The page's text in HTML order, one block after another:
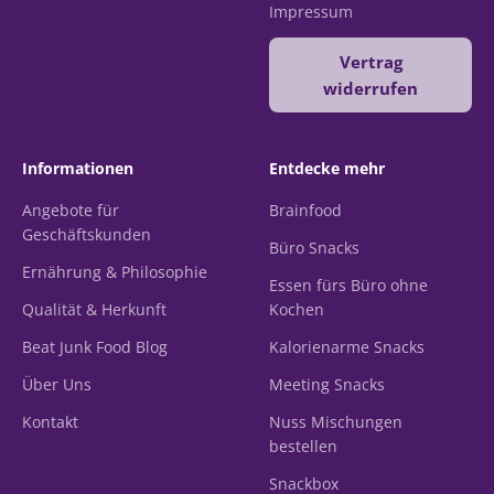
Impressum
Vertrag
widerrufen
Informationen
Angebote für
Geschäftskunden
Ernährung & Philosophie
Qualität & Herkunft
Beat Junk Food Blog
Über Uns
Kontakt
Entdecke mehr
Brainfood
Büro Snacks
Essen fürs Büro ohne
Kochen
Kalorienarme Snacks
Meeting Snacks
Nuss Mischungen
bestellen
Snackbox